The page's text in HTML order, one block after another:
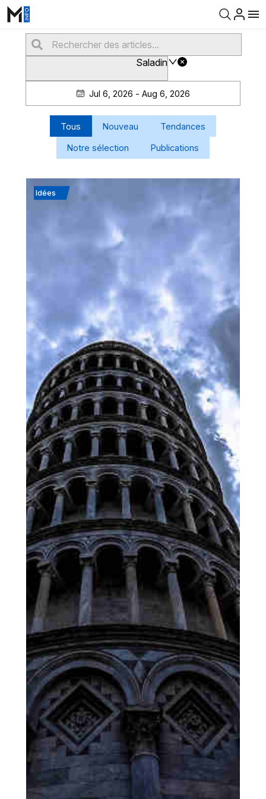
Saladin
Jul 6, 2026 - Aug 6, 2026
Tous Nouveau Tendances
Notre sélection Publications
Idées